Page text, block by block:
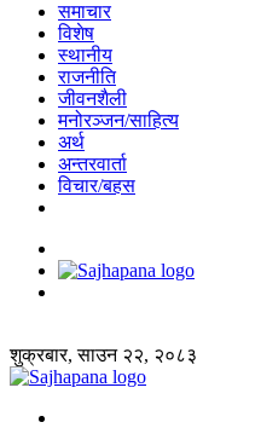
समाचार
विशेष
स्थानीय
राजनीति
जीवनशैली
मनोरञ्जन/साहित्य
अर्थ
अन्तरवार्ता
विचार/बहस
शुक्रबार, साउन २२, २०८३